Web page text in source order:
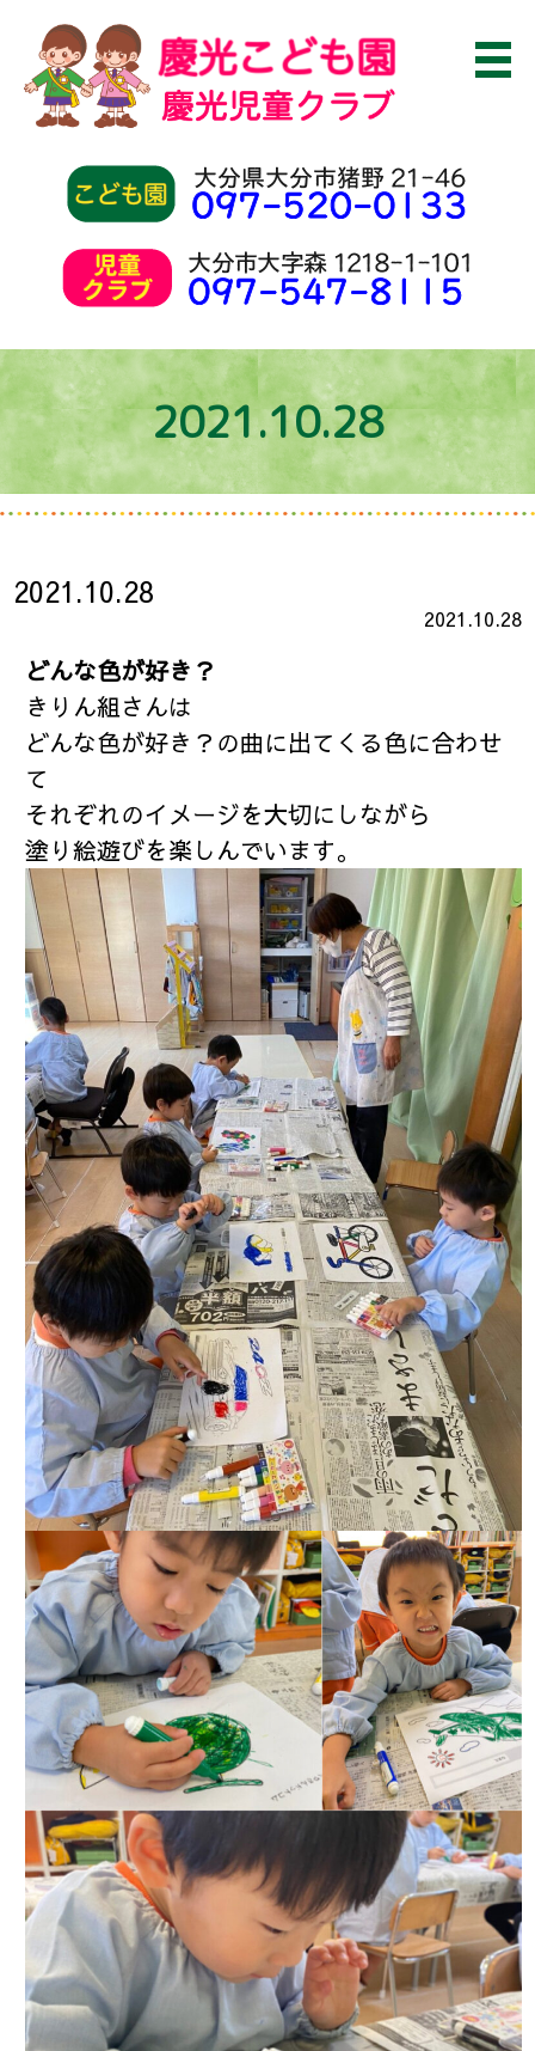
2021.10.28
2021.10.28
2021.10.28
どんな色が好き？
きりん組さんは
どんな色が好き？の曲に出てくる色に合わせ
て
それぞれのイメージを大切にしながら
塗り絵遊びを楽しんでいます。